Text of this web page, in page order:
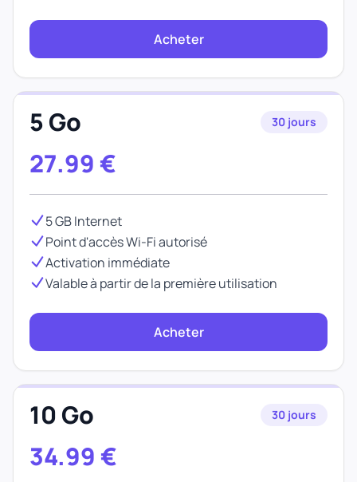
Acheter
5 Go 30 jours
27.99 €
5 GB Internet
Point d'accès Wi-Fi autorisé
Activation immédiate
Valable à partir de la première utilisation
Acheter
10 Go 30 jours
34.99 €